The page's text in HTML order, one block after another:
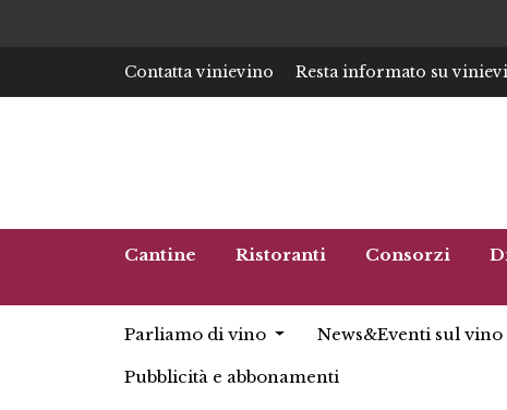
Contatta vinievino Resta informato su
Cantine Ristoranti Consorzi
Parliamo di vino News&Eventi sul vino
Pubblicità e abbonamenti